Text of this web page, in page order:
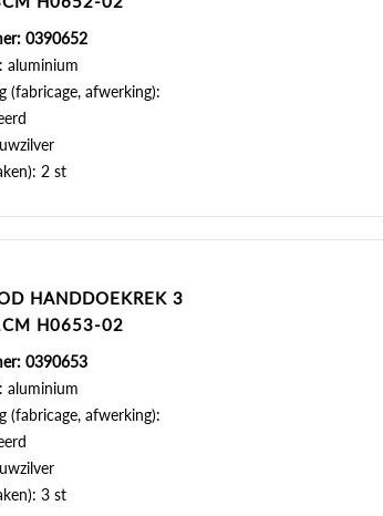
0390652
aluminium
(fabricage, afwerking):
2 st
HANDDOEKREK 3
H0653-02
0390653
aluminium
(fabricage, afwerking):
3 st